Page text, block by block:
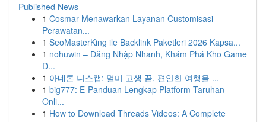
Published News
1 Cosmar Menawarkan Layanan Customisasi
Perawatan...
1 SeoMasterKing ile Backlink Paketleri 2026 Kapsa...
1 nohuwin – Đăng Nhập Nhanh, Khám Phá Kho Game
Đ...
1 아네론 니스캡: 멀미 고생 끝, 편안한 여행을 ...
1 big777: E-Panduan Lengkap Platform Taruhan
Onli...
1 How to Download Threads Videos: A Complete